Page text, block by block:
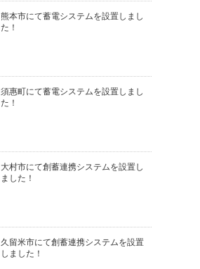
熊本市にて蓄電システムを設置しまし
た！
須惠町にて蓄電システムを設置しまし
た！
大村市にて創蓄連携システムを設置し
ました！
久留米市にて創蓄連携システムを設置
しました！